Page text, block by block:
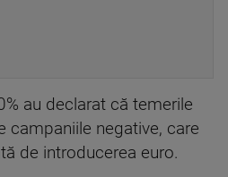
au declarat că temerile
campaniile negative, care
de introducerea euro.